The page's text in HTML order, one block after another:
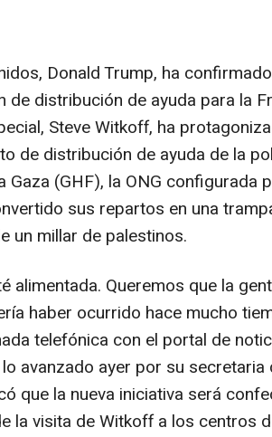
Donald Trump, ha
de distribución de ayuda para la
Steve Witkoff, ha
de distribución de ayuda de la
(GHF), la ONG configurada
sus repartos en una
un millar de palestinos.
alimentada. Queremos que la
haber ocurrido hace mucho
telefónica con el portal de
avanzado ayer por su secretaria
que la nueva iniciativa será
la visita de Witkoff a los centros